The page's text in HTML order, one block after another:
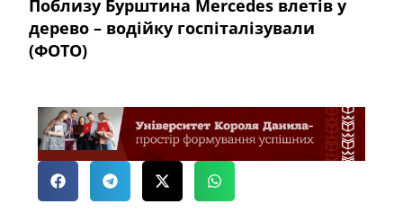
Поблизу Бурштина Mercedes влетів у
дерево – водійку госпіталізували
(ФОТО)